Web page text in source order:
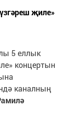
җиле»
5 еллык
концертын
каналның